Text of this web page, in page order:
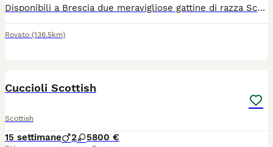
Disponibili a Brescia due meravigliose gattine di razza Scottish di 6 месяцев (una Scottish Fold dalle adorabili orecchie piegate e una Scottish Straight). Sono cresciute in casa, circondate da affetto, e hanno un carattere straordinario: sono incredibilmente dolci, amano le coccole, giocherellone ma allo stesso tempo molto educate e tranquille. Abbituate perfettamente all'uso della lettiera e del tiragraffi.
Rovato (136.5km)
Cuccioli Scottish
Scottish
15 settimane 2 5800 €